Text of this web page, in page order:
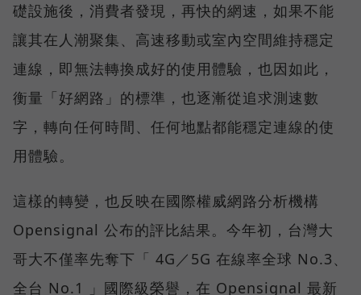
礎設施後，消費者發現，再快的網速，如果不能
讓其在人潮聚集、高速移動或室內空間維持穩定
連線，即無法轉換成好的使用體驗，也因如此，
衡量「好網路」的標準，也逐漸從追求測速數
字，轉向任何時間、任何地點都能穩定連線的使
用體驗。
這樣的轉變，也反映在國際權威網路分析機構
Opensignal 公布的評比結果。今年初，台灣大
哥大不僅率先奪下「 4G／5G 在線率全球 No.3、
全台 No.1 」國際級榮譽，在 Opensignal 最新